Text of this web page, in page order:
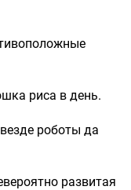
риса в день.
роботы да
развитая